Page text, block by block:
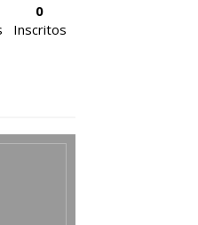
0
Inscritos